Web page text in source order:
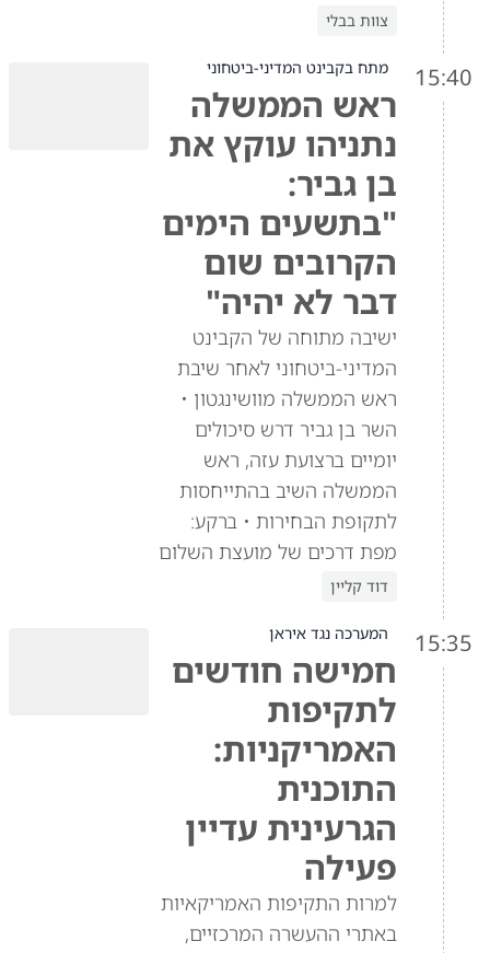
צוות בבלי
15:40 מתח בקבינט המדיני-ביטחוני
ראש הממשלה
נתניהו עוקץ את
בן גביר:
"בתשעים הימים
הקרובים שום
דבר לא יהיה"
ישיבה מתוחה של הקבינט
המדיני-ביטחוני לאחר שיבת
ראש הממשלה מוושינגטון •
השר בן גביר דרש סיכולים
יומיים ברצועת עזה, ראש
הממשלה השיב בהתייחסות
לתקופת הבחירות • ברקע:
מפת דרכים של מועצת השלום
דוד קליין
15:35 המערכה נגד איראן
חמישה חודשים
לתקיפות
האמריקניות:
התוכנית
הגרעינית עדיין
פעילה
למרות התקיפות האמריקאיות
באתרי ההעשרה המרכזיים,